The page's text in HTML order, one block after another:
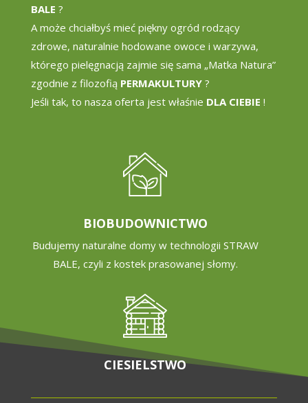
BALE ?
A może chciałbyś mieć piękny ogród rodzący
zdrowe, naturalnie hodowane owoce i warzywa,
którego pielęgnacją zajmie się sama „Matka Natura”
zgodnie z filozofią PERMAKULTURY ?
Jeśli tak, to nasza oferta jest właśnie DLA CIEBIE !
BIOBUDOWNICTWO
Budujemy naturalne domy w technologii STRAW
BALE, czyli z kostek prasowanej słomy.
CIESIELSTWO